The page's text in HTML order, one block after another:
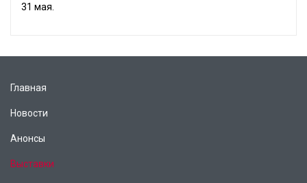
31 мая.
Главная
Новости
Анонсы
Выставки